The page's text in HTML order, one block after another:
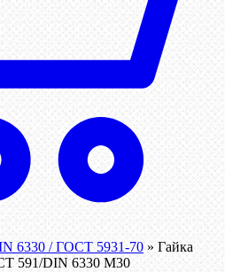
6330 / ГОСТ 5931-70 » Гайка
591/DIN 6330 М30